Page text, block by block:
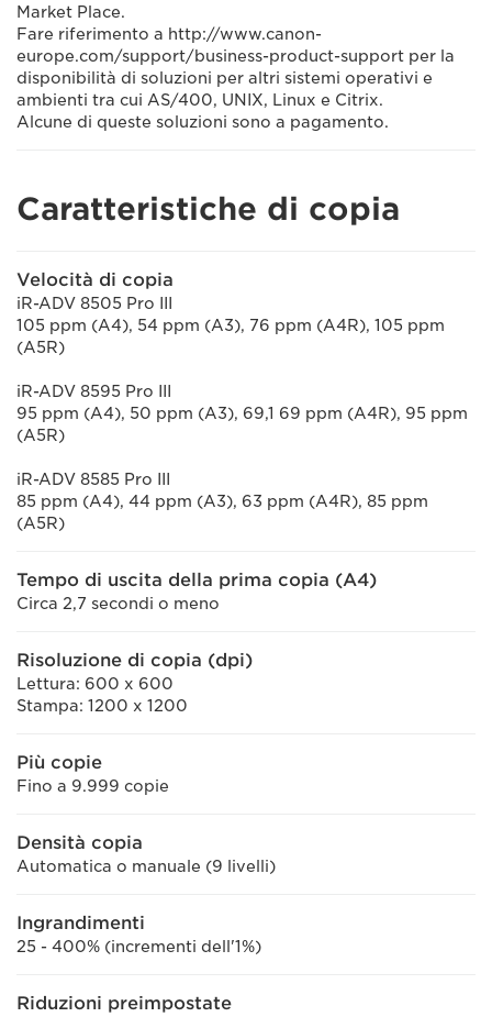
Market Place.
Fare riferimento a http://www.canon-
europe.com/support/business-product-support per la
disponibilità di soluzioni per altri sistemi operativi e
ambienti tra cui AS/400, UNIX, Linux e Citrix.
Alcune di queste soluzioni sono a pagamento.
Caratteristiche di copia
Velocità di copia
iR-ADV 8505 Pro III
105 ppm (A4), 54 ppm (A3), 76 ppm (A4R), 105 ppm
(A5R)
iR-ADV 8595 Pro III
95 ppm (A4), 50 ppm (A3), 69,1 69 ppm (A4R), 95 ppm
(A5R)
iR-ADV 8585 Pro III
85 ppm (A4), 44 ppm (A3), 63 ppm (A4R), 85 ppm
(A5R)
Tempo di uscita della prima copia (A4)
Circa 2,7 secondi o meno
Risoluzione di copia (dpi)
Lettura: 600 x 600
Stampa: 1200 x 1200
Più copie
Fino a 9.999 copie
Densità copia
Automatica o manuale (9 livelli)
Ingrandimenti
25 - 400% (incrementi dell'1%)
Riduzioni preimpostate